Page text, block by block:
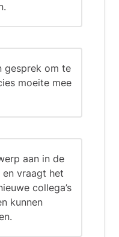
gesprek om te
moeite mee
aan in de
vraagt het
collega’s
kunnen